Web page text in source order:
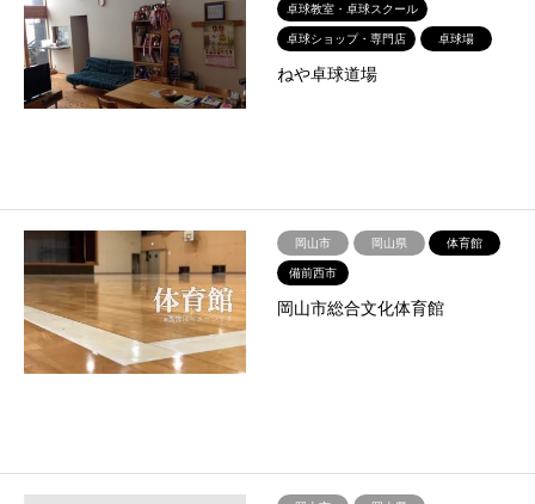
卓球教室・卓球スクール
卓球ショップ・専門店
卓球場
ねや卓球道場
岡山市 岡山県
体育館
備前西市
岡山市総合文化体育館